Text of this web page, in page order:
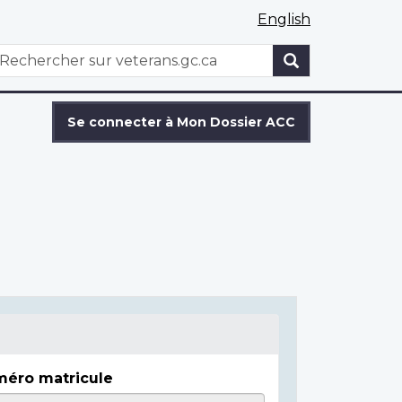
English
WxT
Se connecter à Mon Dossier ACC
matricule